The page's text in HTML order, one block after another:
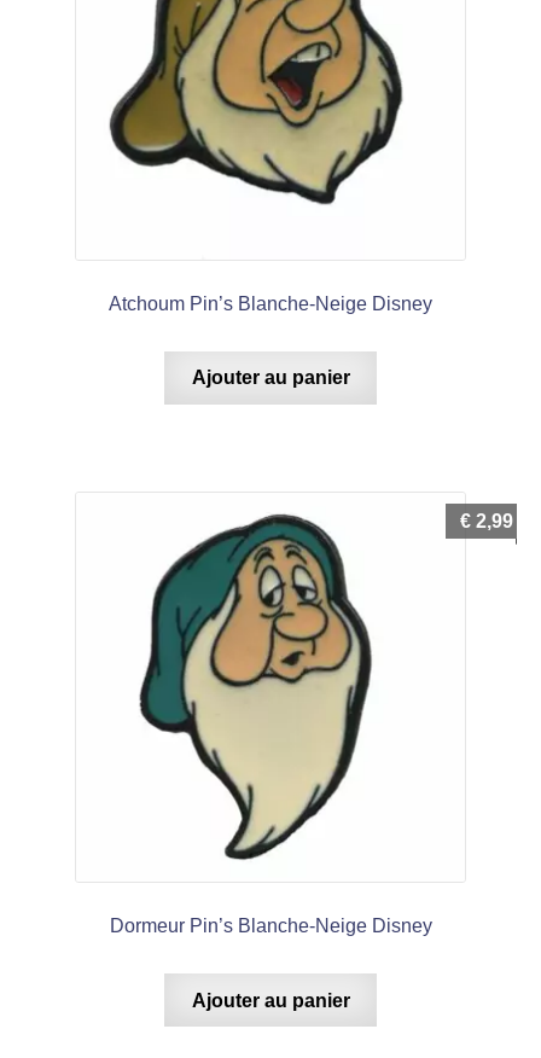
Atchoum Pin’s Blanche-Neige Disney
Ajouter au panier
Dormeur Pin’s Blanche-Neige Disney
€ 2,99
Ajouter au panier